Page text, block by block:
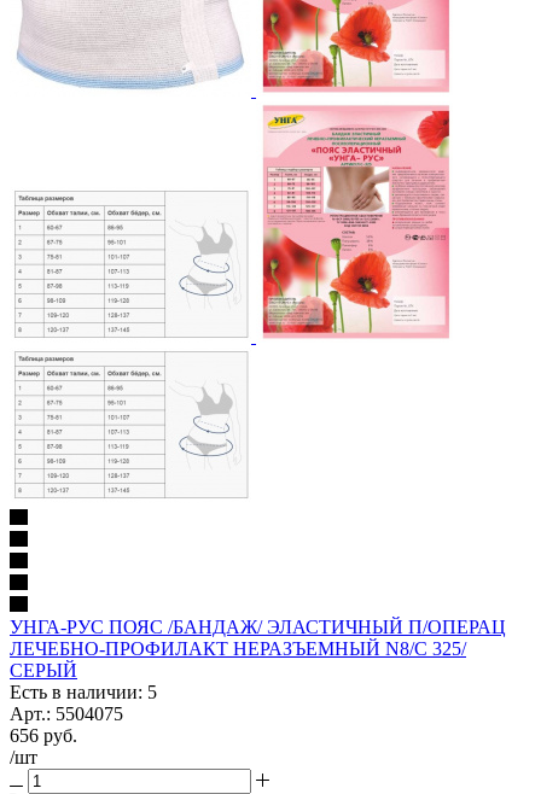
УНГА-РУС ПОЯС /БАНДАЖ/ ЭЛАСТИЧНЫЙ П/ОПЕРАЦ
ЛЕЧЕБНО-ПРОФИЛАКТ НЕРАЗЪЕМНЫЙ N8/С 325/
СЕРЫЙ
Есть в наличии: 5
Арт.: 5504075
656 руб.
/шт